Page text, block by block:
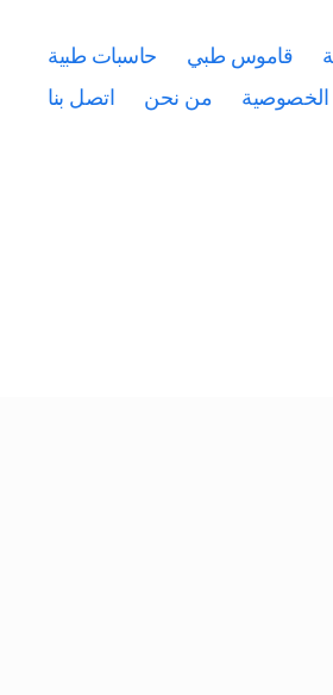
قاموس طبي
حاسبات طبية
من نحن اتصل بنا